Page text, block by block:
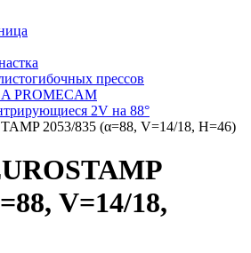
прессов
PROMECAM
2V на 88°
2053/835 (α=88, V=14/18, H=46)
V=14/18,